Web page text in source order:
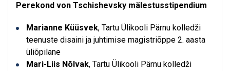
Perekond von Tschishevsky mälestusstipendium
Marianne Küüsvek, Tartu Ülikooli Pärnu kolledži
teenuste disaini ja juhtimise magistriõppe 2. aasta
üliõpilane
Mari-Liis Nõlvak, Tartu Ülikooli Pärnu kolledži